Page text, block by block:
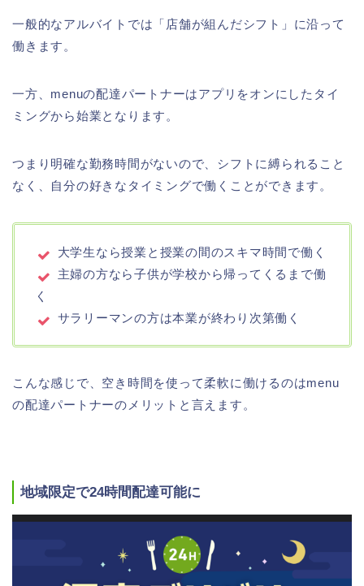
一般的なアルバイトでは「店舗が組んだシフト」に沿って
働きます。
一方、menuの配達パートナーはアプリをオンにしたタイ
ミングから始業となります。
つまり明確な勤務時間がないので、シフトに縛られること
なく、自分の好きなタイミングで働くことができます。
大学生なら授業と授業の間のスキマ時間で働く
主婦の方なら子供が学校から帰ってくるまで働
く
サラリーマンの方は本業が終わり次第働く
こんな感じで、空き時間を使って柔軟に働けるのはmenu
の配達パートナーのメリットと言えます。
地域限定で24時間配達可能に